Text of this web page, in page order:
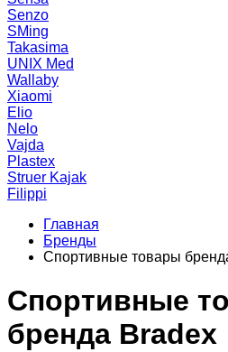
Senzo
SMing
Takasima
UNIX Med
Wallaby
Xiaomi
Elio
Nelo
Vajda
Plastex
Struer Kajak
Filippi
Главная
Бренды
Спортивные товары
Спортивные
бренда Bradex